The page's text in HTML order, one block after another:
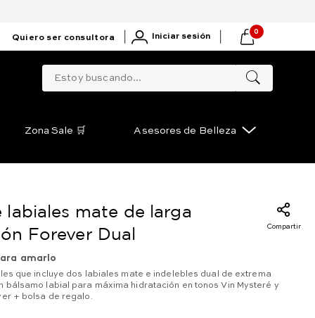
Quiero ser consultora Iniciar sesión
0
Estoy buscando...
Zona Sale 🛒 Asesores de Belleza
labiales mate de larga
Forever Dual
Compartir
amarlo
que incluye dos labiales mate e indelebles dual de extrema
bálsamo labial para máxima hidratación en tonos Vin Mysteré y
+ bolsa de regalo.